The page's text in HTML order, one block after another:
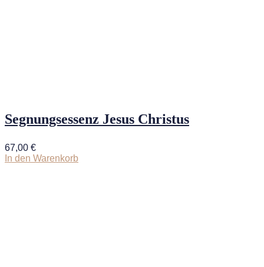
Segnungsessenz Jesus Christus
67,00 €
In den Warenkorb